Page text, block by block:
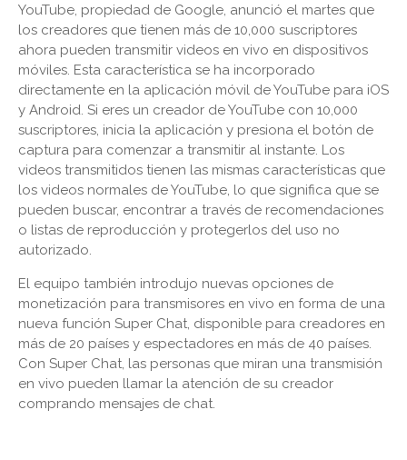
YouTube, propiedad de Google, anunció el martes que
los creadores que tienen más de 10,000 suscriptores
ahora pueden transmitir videos en vivo en dispositivos
móviles. Esta característica se ha incorporado
directamente en la aplicación móvil de YouTube para iOS
y Android. Si eres un creador de YouTube con 10,000
suscriptores, inicia la aplicación y presiona el botón de
captura para comenzar a transmitir al instante. Los
videos transmitidos tienen las mismas características que
los videos normales de YouTube, lo que significa que se
pueden buscar, encontrar a través de recomendaciones
o listas de reproducción y protegerlos del uso no
autorizado.
El equipo también introdujo nuevas opciones de
monetización para transmisores en vivo en forma de una
nueva función Super Chat, disponible para creadores en
más de 20 países y espectadores en más de 40 países.
Con Super Chat, las personas que miran una transmisión
en vivo pueden llamar la atención de su creador
comprando mensajes de chat.